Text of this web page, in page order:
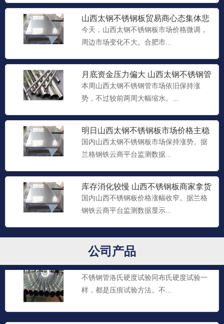
山西太钢不锈钢板​贸易商心态集体悲
观 备货意愿降至冰点
今天，山西太钢不锈钢板市场价格微调，
周边市场变化不大。合肥市...
月底资金压力偏大 山西太钢不锈钢管​
贸易商松动出货意愿明显
本周山西太钢不锈钢管市场依旧保持涨
势，不过较前两周大幅缩水。...
明日山西太钢不锈钢板市场价格主稳
个涨
国内山西太钢不锈钢板市场保持涨势。据
兰格钢铁云商平台监测数据...
库存消化较慢 山西不锈钢板商家拿货
暂缓
国内山西不锈钢板价格涨幅收窄。据兰格
钢铁云商平台监测数据显示...
公司产品
山西不锈钢管
不锈钢管的内径在6.0mm以上，壁厚在
13mm以下的退火不锈...
山西厚壁不锈钢管
不锈钢管维氏硬度试验也是一种压痕试验
不锈钢管洛氏硬度试验同布氏硬度试验一
样，都是压痕试验方法。不...